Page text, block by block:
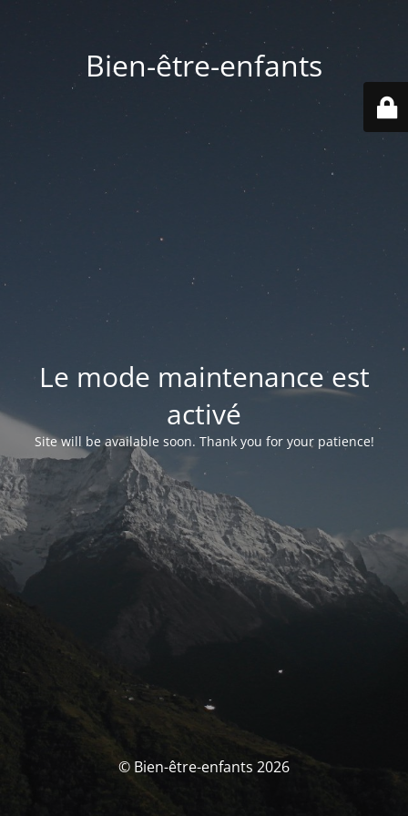
Bien-être-enfants
Le mode maintenance est
activé
Site will be available soon. Thank you for your patience!
© Bien-être-enfants 2026